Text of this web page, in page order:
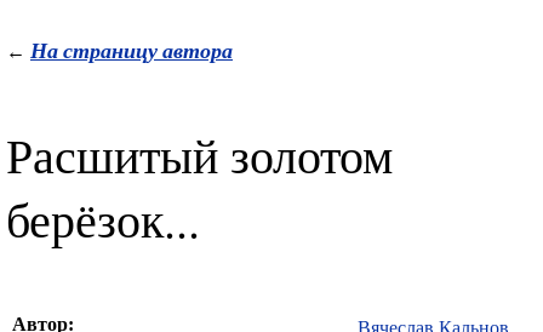
← На страницу автора
Расшитый золотом
берёзок...
Автор: Вячеслав Кальнов